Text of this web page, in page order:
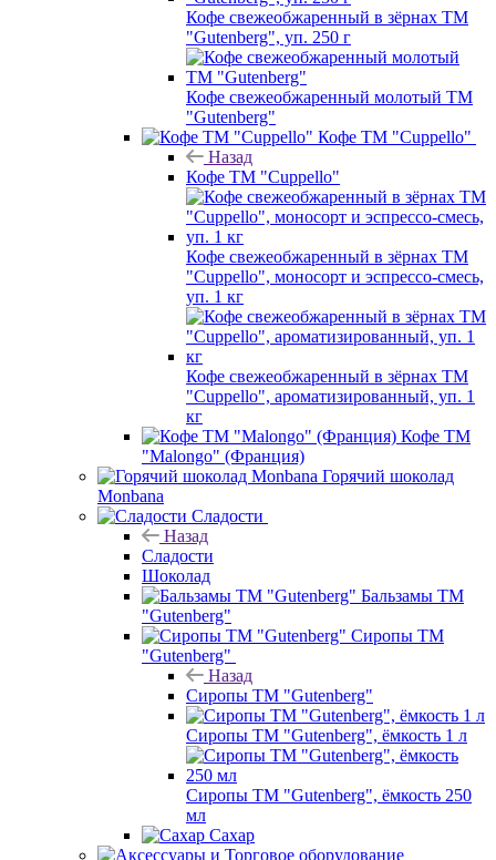
Кофе свежеобжаренный в зёрнах ТМ
"Gutenberg", уп. 250 г
Кофе свежеобжаренный молотый ТМ
"Gutenberg"
Кофе ТМ "Cuppello"
Назад
Кофе ТМ "Cuppello"
Кофе свежеобжаренный в зёрнах ТМ
"Cuppello", моносорт и эспрессо-смесь,
уп. 1 кг
Кофе свежеобжаренный в зёрнах ТМ
"Cuppello", ароматизированный, уп. 1
кг
Кофе ТМ
"Malongo" (Франция)
Горячий шоколад
Monbana
Сладости
Назад
Сладости
Шоколад
Бальзамы ТМ
"Gutenberg"
Сиропы ТМ
"Gutenberg"
Назад
Сиропы ТМ "Gutenberg"
Сиропы ТМ "Gutenberg", ёмкость 1 л
Сиропы ТМ "Gutenberg", ёмкость 250
мл
Сахар